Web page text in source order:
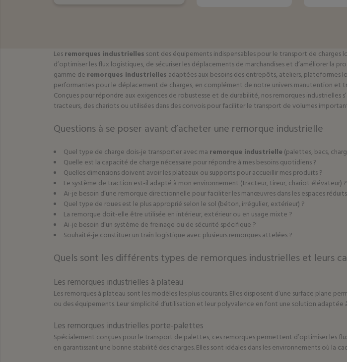
Lesremorques industrielles sont des équipements indispensables pour le transport de
d’optimiser les flux logistiques, de sécuriser les déplacements de marchandises et d’améliorer la
gamme de remorques industrielles adaptées aux besoins des entrepôts, ateliers,
performantes pour le déplacement de charges, en complément de notre universmanutention et
Conçues pour répondre aux exigences de robustesse et de durabilité, nos remorques
tracteurs, des chariots ou utilisées dans des convois pour faciliter le transport de volumes
Questions à se poser avant d’acheter une remorque industrielle
Quel type de charge dois-je transporter avec ma remorque industrielle(palettes, bacs,
Quelle est la capacité de charge nécessaire pour répondre à mes besoins quotidiens ?
Quelles dimensions doivent avoir les plateaux ou supports pour accueillir mes produits ?
Le système de traction est-il adapté à mon environnement (tracteur, tireur, chariot élévateur) ?
Ai-je besoin d’une remorque directionnelle pour faciliter les manœuvres dans les espaces
Quel type de roues est le plus approprié selon le sol (béton, irrégulier, extérieur) ?
La remorque doit-elle être utilisée en intérieur, extérieur ou en usage mixte ?
Ai-je besoin d’un système de freinage ou de sécurité spécifique ?
Souhaité-je constituer un train logistique avec plusieurs remorques attelées ?
Quels sont les différents types de remorques industrielles et leurs
Les remorques industrielles à plateau
Les remorques à plateau sont les modèles les plus courants. Elles disposent d’une surface
ou des équipements. Leur simplicité d’utilisation et leur polyvalence en font une solution adaptée
Les remorques industrielles porte-palettes
Spécialement conçues pour le transport de palettes, ces remorques permettent d’optimiser les
en garantissant une bonne stabilité des charges. Elles sont idéales dans les environnements où la